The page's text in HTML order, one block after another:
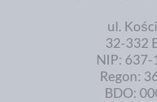
ul.
32-332
NIP:
Regon:
BDO: